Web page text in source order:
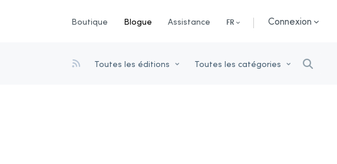
Boutique Blogue Assistance FR Connexion
Toutes les éditions Toutes les catégories